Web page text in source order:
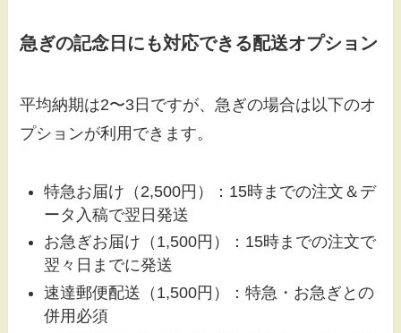
急ぎの記念日にも対応できる配送オプション
平均納期は2〜3日ですが、急ぎの場合は以下のオ
プションが利用できます。
特急お届け（2,500円）：15時までの注文＆デ
ータ入稿で翌日発送
お急ぎお届け（1,500円）：15時までの注文で
翌々日までに発送
速達郵便配送（1,500円）：特急・お急ぎとの
併用必須